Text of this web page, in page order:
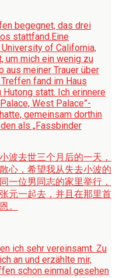
begegnet, das drei
stattfand.Eine
of California,
um mich ein wenig zu
aus meiner Trauer über
fand im Haus
statt. Ich erinnere
West Palace”-
gemeinsam dorthin
als „Fassbinder
波去世三个月后的一天，
心，希望我从失去小波的
一位男同志的家里举行，
元一起去，并且在那里首
。
ich sehr vereinsamt. Zu
an und erzählte mir,
schon einmal gesehen